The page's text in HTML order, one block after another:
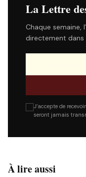
La Lettre
Chaque semaine,
directement
J’accepte de
seront jamais
À lire aussi